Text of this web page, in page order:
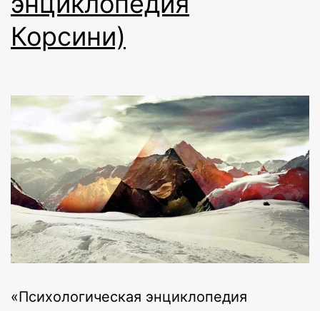
Корсини)
«Психологическая энциклопедия